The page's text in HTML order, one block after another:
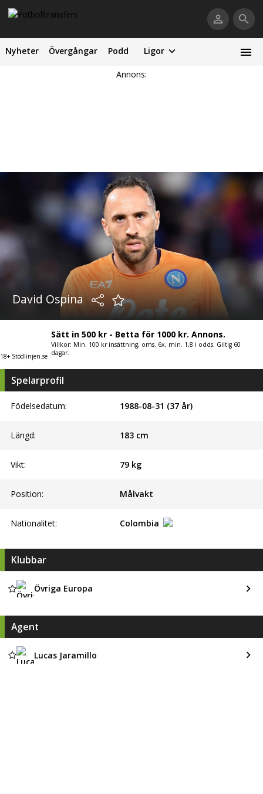
Nyheter Övergångar Podd Ligor
Annons:
David Ospina
18+ Stödlinjen.se
Sätt in 500 kr - Betta för 1000 kr. Annons.
Villkor: Min. 100 kr insättning, oms. 6x, min. 1,8 i odds. Giltig 60
dagar.
Spelarprofil
Födelsedatum: 1988-08-31 (37 år)
Längd: 183cm
Vikt: 79kg
Position: Målvakt
Nationalitet: Colombia
Klubbar
Övriga Europa
Agent
Lucas Jaramillo